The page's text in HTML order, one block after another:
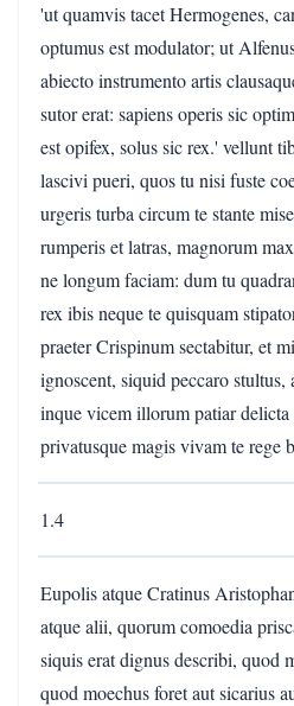
'ut quamvis tacet Hermogenes,
optumus est modulator; ut
abiecto instrumento artis
sutor erat: sapiens operis sic
est opifex, solus sic rex.' vellunt
lascivi pueri, quos tu nisi fuste
urgeris turba circum te stante
rumperis et latras, magnorum
ne longum faciam: dum tu
rex ibis neque te quisquam
praeter Crispinum sectabitur, et
ignoscent, siquid peccaro stultus,
inque vicem illorum patiar
privatusque magis vivam te rege
1.4
Eupolis atque Cratinus
atque alii, quorum comoedia
siquis erat dignus describi, quod
quod moechus foret aut sicarius